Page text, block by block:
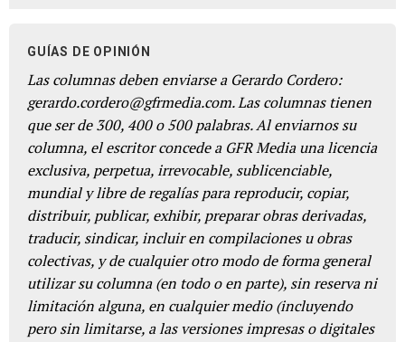
GUÍAS DE OPINIÓN
Las columnas deben enviarse a Gerardo Cordero:
gerardo.cordero@gfrmedia.com. Las columnas tienen
que ser de 300, 400 o 500 palabras. Al enviarnos su
columna, el escritor concede a GFR Media una licencia
exclusiva, perpetua, irrevocable, sublicenciable,
mundial y libre de regalías para reproducir, copiar,
distribuir, publicar, exhibir, preparar obras derivadas,
traducir, sindicar, incluir en compilaciones u obras
colectivas, y de cualquier otro modo de forma general
utilizar su columna (en todo o en parte), sin reserva ni
limitación alguna, en cualquier medio (incluyendo
pero sin limitarse, a las versiones impresas o digitales